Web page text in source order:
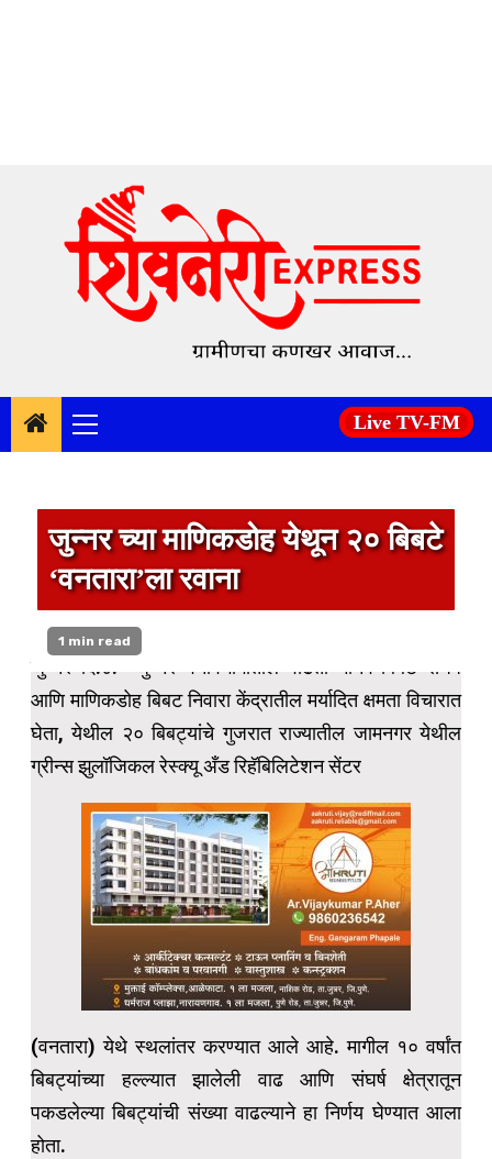
content
Primary
Menu
Live TV-FM
जुन्नर च्या माणिकडोह येथून २० बिबटे
‘वनतारा’ला रवाना
1 min read
जुन्नर दि.८:- जुन्नर वनविभागातील वाढता मानव-बिबट संघर्ष
आणि माणिकडोह बिबट निवारा केंद्रातील मर्यादित क्षमता विचारात
घेता, येथील २० बिबट्यांचे गुजरात राज्यातील जामनगर येथील
ग्रीन्स झुलॉजिकल रेस्क्यू अँड रिहॅबिलिटेशन सेंटर
(वनतारा) येथे स्थलांतर करण्यात आले आहे. मागील १० वर्षांत
बिबट्यांच्या हल्ल्यात झालेली वाढ आणि संघर्ष क्षेत्रातून
पकडलेल्या बिबट्यांची संख्या वाढल्याने हा निर्णय घेण्यात आला
होता.